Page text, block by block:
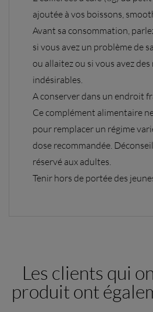
ajoutée à vos boissons,
Avant sa consommation,
si vous avez un problème de
ou allaitez ou si vous avez
indésirables.
A conserver dans un endroit
Ce complément alimentaire
pour remplacer un régime
dose recommandée.
réservé aux adultes.
Tenir hors de portée des
Les clients qui
produit ont